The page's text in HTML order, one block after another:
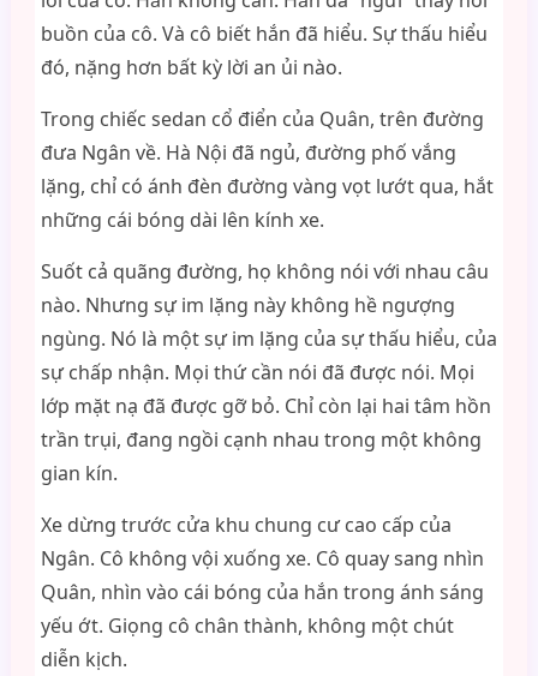
buồn của cô. Và cô biết hắn đã hiểu. Sự thấu hiểu
đó, nặng hơn bất kỳ lời an ủi nào.
Trong chiếc sedan cổ điển của Quân, trên đường
đưa Ngân về. Hà Nội đã ngủ, đường phố vắng
lặng, chỉ có ánh đèn đường vàng vọt lướt qua, hắt
những cái bóng dài lên kính xe.
Suốt cả quãng đường, họ không nói với nhau câu
nào. Nhưng sự im lặng này không hề ngượng
ngùng. Nó là một sự im lặng của sự thấu hiểu, của
sự chấp nhận. Mọi thứ cần nói đã được nói. Mọi
lớp mặt nạ đã được gỡ bỏ. Chỉ còn lại hai tâm hồn
trần trụi, đang ngồi cạnh nhau trong một không
gian kín.
Xe dừng trước cửa khu chung cư cao cấp của
Ngân. Cô không vội xuống xe. Cô quay sang nhìn
Quân, nhìn vào cái bóng của hắn trong ánh sáng
yếu ớt. Giọng cô chân thành, không một chút
diễn kịch.